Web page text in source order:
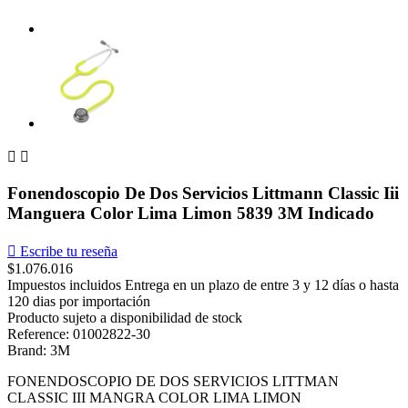
 
Fonendoscopio De Dos Servicios Littmann Classic Iii
Manguera Color Lima Limon 5839 3M Indicado
 Escribe tu reseña
$1.076.016
Impuestos incluidos Entrega en un plazo de entre 3 y 12 días o hasta
120 dias por importación
Producto sujeto a disponibilidad de stock
Reference: 01002822-30
Brand: 3M
FONENDOSCOPIO DE DOS SERVICIOS LITTMAN
CLASSIC III MANGRA COLOR LIMA LIMON